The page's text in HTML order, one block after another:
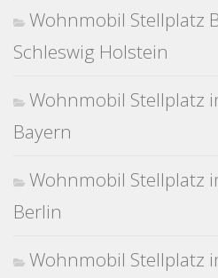
Wohnmobil Stellplatz
Schleswig Holstein
Wohnmobil Stellplatz
Bayern
Wohnmobil Stellplatz
Berlin
Wohnmobil Stellplatz